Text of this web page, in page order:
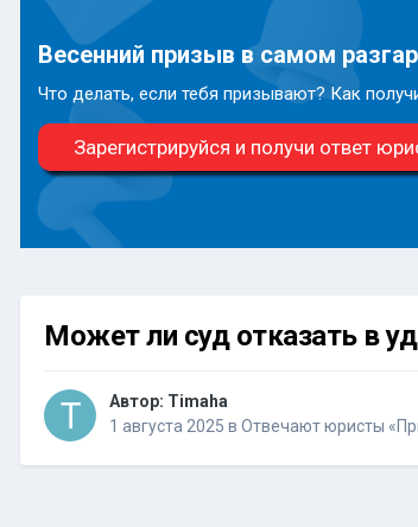
Весенний призыв в самом
Что делать, если тебя призывают? Как
Зарегистрируйся и получи ответ
Может ли суд отказать в
Автор: Timaha
1 августа 2025 в Отвечают юристы